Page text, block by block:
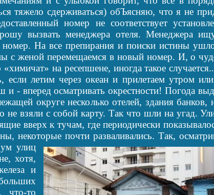
тяжело сдерживаться) обЪясняю, что я не
номер не соответствует
вызвать менеджера отеля. Менеджера
номер. На все препирания и поиски истины
с женой перемещаемся в новый номер. И, о
на ресепшене, иногда такое
если летим через океан и прилетаем утром
и - вперед осматривать окрестности! Погода
округе несколько отелей, здания
не взяли с собой карту. Так что шли на угад.
вверх к тучам, где периодически
некоторые почти разваливались. Так,
улиц
хотя,
и
что-то